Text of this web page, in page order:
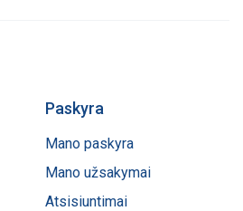
Paskyra
Mano paskyra
Mano užsakymai
Atsisiuntimai